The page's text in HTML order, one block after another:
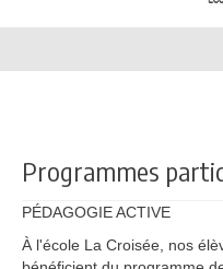
Programmes
PÉDAGOGIE ACTIVE
À l'école La Croisée, nos